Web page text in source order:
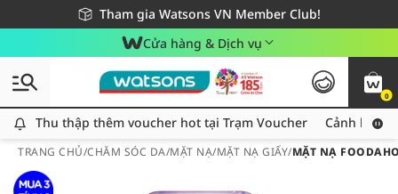
Tham gia Watsons VN Member Club!
Miễn phí giao hàng cho đơn hàng từ 249,000Đ
Giao hàng nhanh 24h - Áp dụng khu vực TP. Hồ Chí Minh
Cửa hàng & Dịch vụ
0
Thu thập thêm voucher hot tại Trạm Voucher
Thu thập thêm voucher hot tại Trạm Voucher Cảnh báo
TRANG CHỦ/CHĂM SÓC DA/MẶT NẠ/MẶT NẠ GIẤY/MẶT NẠ